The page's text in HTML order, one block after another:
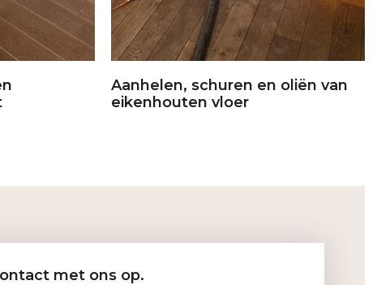
Aanhelen, schuren en oliën van
eikenhouten vloer
met ons op.